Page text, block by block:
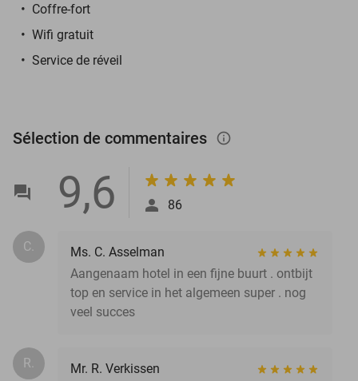
Coffre-fort
Wifi gratuit
Service de réveil
Sélection de commentaires info_outlined
9,6 86
C.
Ms. C. Asselman
Aangenaam hotel in een fijne buurt . ontbijt
top en service in het algemeen super . nog
veel succes
R.
Mr. R. Verkissen